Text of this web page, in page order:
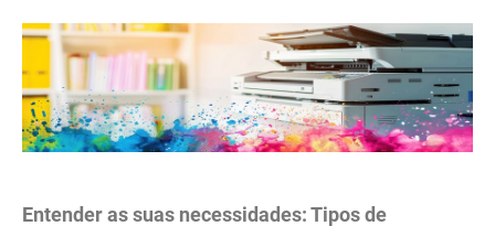
Entender as suas necessidades: Tipos de